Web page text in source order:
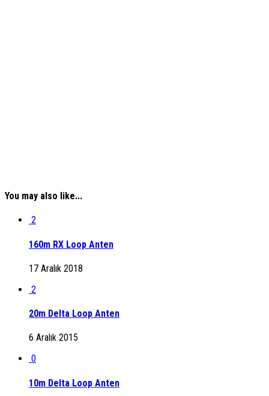
You may also like...
2
160m RX Loop Anten
17 Aralık 2018
2
20m Delta Loop Anten
6 Aralık 2015
0
10m Delta Loop Anten